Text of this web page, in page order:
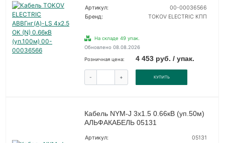
Артикул:
00-00036566
Бренд:
TOKOV ELECTRIC КПП
На складе 49 упак.
Обновлено 08.08.2026
Розничная цена: 4 453 руб. / упак.
- + КУПИТЬ
Кабель NYM-J 3х1.5 0.66кВ (уп.50м)
АЛЬФАКАБЕЛЬ 05131
Артикул:
05131